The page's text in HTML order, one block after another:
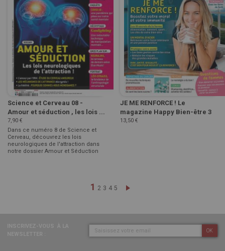
Science et Cerveau 08 -
Amour et séduction , les lois ...
7,90 €
Dans ce numéro 8 de Science et
Cerveau, découvrez les lois
neurologiques de l'attraction dans
notre dossier Amour et Séduction
JE ME RENFORCE ! Le
magazine Happy Bien-être 3
13,50 €
Page
Vous lisez actuellement la page
1 Page
2 Page
3 Page
4 Page
5 Page
Suivant
OK